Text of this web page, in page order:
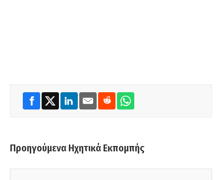
Προηγούμενα Ηχητικά Εκπομπής